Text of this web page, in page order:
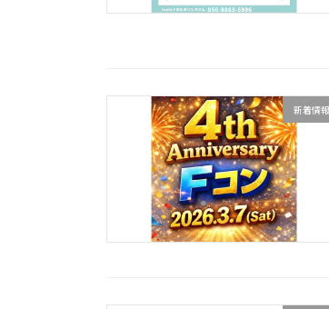
新着情報